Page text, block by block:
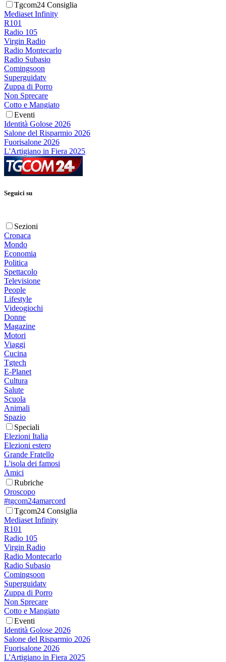
Tgcom24 Consiglia
Mediaset Infinity
R101
Radio 105
Virgin Radio
Radio Montecarlo
Radio Subasio
Comingsoon
Superguidatv
Zuppa di Porro
Non Sprecare
Cotto e Mangiato
Eventi
Identità Golose 2026
Salone del Risparmio 2026
Fuorisalone 2026
L'Artigiano in Fiera 2025
Seguici su
Sezioni
Cronaca
Mondo
Economia
Politica
Spettacolo
Televisione
People
Lifestyle
Videogiochi
Donne
Magazine
Motori
Viaggi
Cucina
Tgtech
E-Planet
Cultura
Salute
Scuola
Animali
Spazio
Speciali
Elezioni Italia
Elezioni estero
Grande Fratello
L'isola dei famosi
Amici
Rubriche
Oroscopo
#tgcom24amarcord
Tgcom24 Consiglia
Mediaset Infinity
R101
Radio 105
Virgin Radio
Radio Montecarlo
Radio Subasio
Comingsoon
Superguidatv
Zuppa di Porro
Non Sprecare
Cotto e Mangiato
Eventi
Identità Golose 2026
Salone del Risparmio 2026
Fuorisalone 2026
L'Artigiano in Fiera 2025